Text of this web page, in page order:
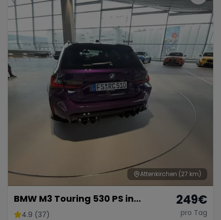
Attenkirchen (27 km)
BMW M3 Touring 530 PS in
Individuell Purple
4.9 (37)
249€
pro Tag